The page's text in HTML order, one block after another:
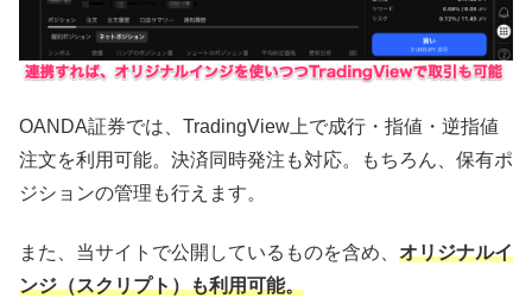
OANDA証券では、TradingView上で成行・指値・逆指値
注文を利用可能。決済同時発注も対応。もちろん、保有ポ
ジションの管理も行えます。
また、当サイトで公開しているものを含め、 オリジナルイ
ンジ（スクリプト）も利用可能。